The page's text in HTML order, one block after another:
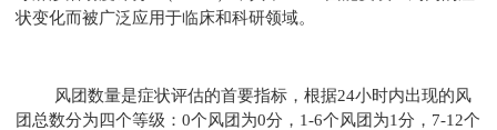
状变化而被广泛应用于临床和科研领域。
风团数量是症状评估的首要指标，根据24小时内出现的风
团总数分为四个等级：0个风团为0分，1-6个风团为1分，7-12个